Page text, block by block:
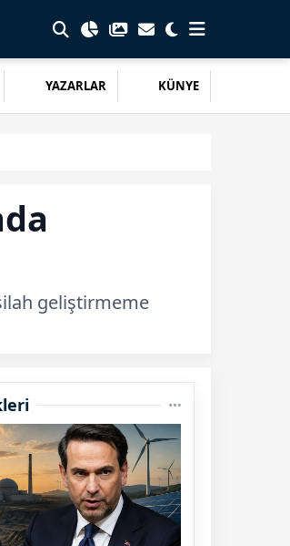
YAZARLAR KÜNYE
geliştirmeme